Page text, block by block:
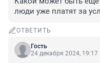
люди уже платят за
ОТВЕТИТЬ
Гость
24 декабря 2024, 19:17